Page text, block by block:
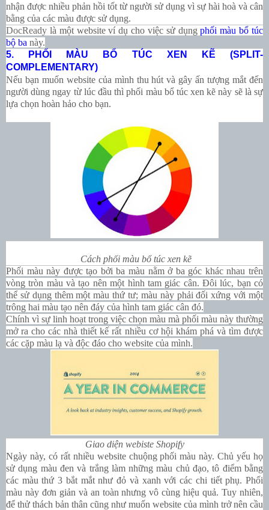
nhận được nhiều phản hồi tốt từ người sử dụng vì sự hài hoà và cân
bằng của các màu được sử dụng.
DocReady là một website ví dụ cho việc sử dụngphối màu bổ túc
bộ ba này.
5. PHỐI MÀU BỔ TÚC XEN KẼ (SPLIT-
COMPLEMENTARY)
Nếu bạn muốn website của mình thu hút và gây ấn tượng mắt đến
người dùng ngay từ lúc đầu thì phối màu bổ túc xen kẽ này sẽ là sự
lựa chọn hoàn hảo cho bạn.
Cách phối màu bổ túc xen kẽ
Phối màu này được tạo bởi ba màu nằm ở ba góc khác nhau trên
vòng tròn màu và tạo nên một hình tam giác cân. Đôi lúc, bạn có
thể sử dụng thêm một màu thứ tư; màu này phải đối xứng với một
trông hai màu tạo nên đáy của hình tam giác cân đó.
Chính vì sự linh hoạt trong việc chọn màu mà phối màu này thường
mở ra cho các nhà thiết kế rất nhiều cơ hội khám phá và tìm được
các cặp màu lạ và độc đáo cho website của mình.
Giao diện webiste Shopify
Ngày này, có rất nhiều website chuộng phối màu này. Chủ yếu họ
sử dụng màu đen và trắng làm những màu chủ đạo, tô điểm bằng
các màu thứ 3 bắt mắt như đỏ và xanh với các chi tiết phụ. Phối
màu này đơn giản và an toàn nhưng vô cùng hiệu quả. Tuy nhiên,
để thử thách bản thân cũng như muốn website của mình trở nên cầu